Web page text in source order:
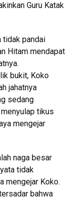
Guru Katak
tidak pandai
Hitam mendapat
bukit, Koko
jahatnya
sedang
tikus
mengejar
naga besar
tidak
mengejar Koko.
bahwa